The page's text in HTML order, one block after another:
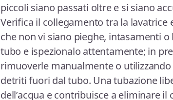
piccoli siano passati oltre e si siano
Verifica il collegamento tra la lavatrice
che non vi siano pieghe, intasamenti
tubo e ispezionalo attentamente; in
rimuoverle manualmente o
detriti fuori dal tubo. Una tubazione
dell’acqua e contribuisce a eliminare il